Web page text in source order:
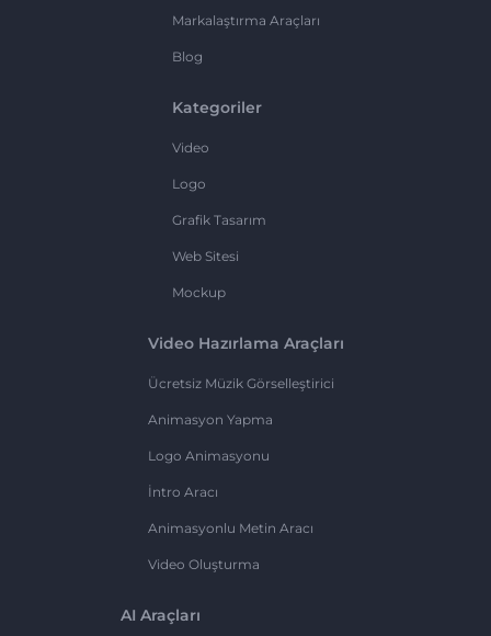
Markalaştırma Araçları
Blog
Kategoriler
Video
Logo
Grafik Tasarım
Web Sitesi
Mockup
Video Hazırlama Araçları
Ücretsiz Müzik Görselleştirici
Animasyon Yapma
Logo Animasyonu
İntro Aracı
Animasyonlu Metin Aracı
Video Oluşturma
AI Araçları